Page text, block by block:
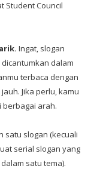
Ingat, slogan
dalam
terbaca dengan
Jika perlu, kamu
berbagai arah.
satu slogan (kecuali
serial slogan yang
satu tema).